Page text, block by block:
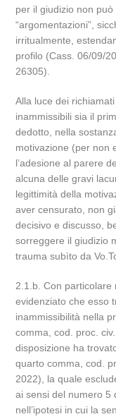
per il giudizio non può
“argomentazioni”,
irritualmente,
profilo (Cass. 06/09/
26305).
Alla luce dei
inammissibili sia il
dedotto, nella
motivazione (per non
l’adesione al parere
alcuna delle gravi
legittimità della
aver censurato, non
decisivo e discusso,
sorreggere il giudizio
trauma subìto da
2.1.b. Con particolare
evidenziato che esso
inammissibilità nella
comma, cod. proc.
disposizione ha
quarto comma, cod.
2022), la quale
ai sensi del numero 5
nell’ipotesi in cui la